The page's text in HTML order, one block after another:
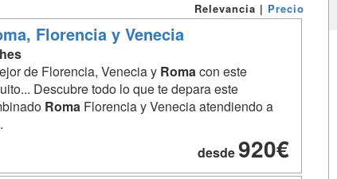
Relevancia | Precio
Florencia y Venecia
de Florencia, Venecia y Romacon este
Descubre todo lo que te depara este
RomaFlorencia y Venecia atendiendo a
desde920€